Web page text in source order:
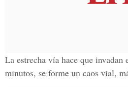
La estrecha vía hace que
minutos, se forme un caos vial,